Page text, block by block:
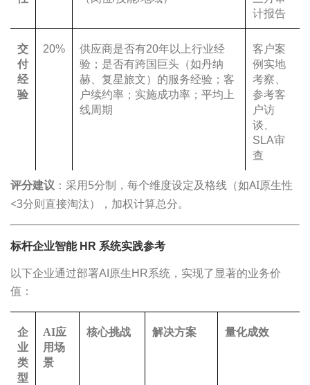
计报告
交
付
经
验
20%
供应商是否有20年以上行业经
验；是否有跨国巨头（如丹纳
赫、复星旅文）的服务经验；客
户续约率；实施成功率；平均上
线周期
客户案
例实地
考察、
参考客
户访
谈、
SLA审
查
评分建议 ：采用5分制，每个维度设定及格线（如AI原生性
<3分则直接淘汰），加权计算总分。
标杆企业智能 HR 系统实践参考
以下企业通过部署AI原生HR系统，实现了显著的业务价
值：
企
业
类
型
AI应
用场
景
核心挑战 解决方案 量化成效